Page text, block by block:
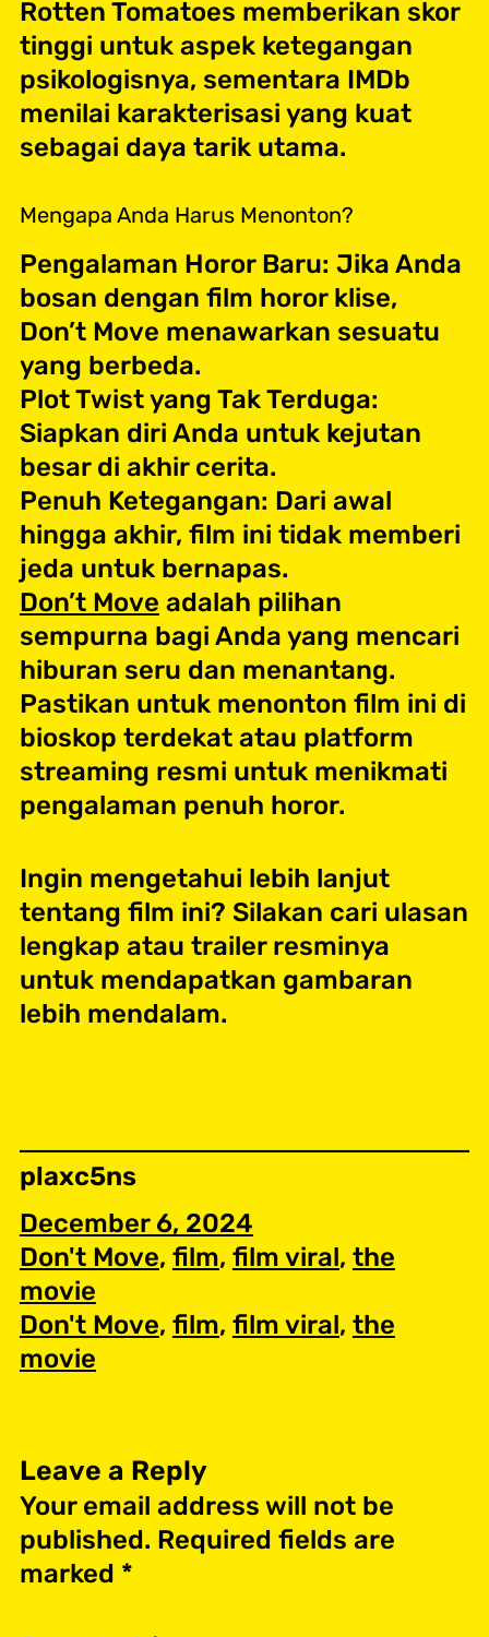
Rotten Tomatoes memberikan skor
tinggi untuk aspek ketegangan
psikologisnya, sementara IMDb
menilai karakterisasi yang kuat
sebagai daya tarik utama.
Mengapa Anda Harus Menonton?
Pengalaman Horor Baru: Jika Anda
bosan dengan film horor klise,
Don’t Move menawarkan sesuatu
yang berbeda.
Plot Twist yang Tak Terduga:
Siapkan diri Anda untuk kejutan
besar di akhir cerita.
Penuh Ketegangan: Dari awal
hingga akhir, film ini tidak memberi
jeda untuk bernapas.
Don’t Move adalah pilihan
sempurna bagi Anda yang mencari
hiburan seru dan menantang.
Pastikan untuk menonton film ini di
bioskop terdekat atau platform
streaming resmi untuk menikmati
pengalaman penuh horor.
Ingin mengetahui lebih lanjut
tentang film ini? Silakan cari ulasan
lengkap atau trailer resminya
untuk mendapatkan gambaran
lebih mendalam.
plaxc5ns
December 6, 2024
Don't Move, film, film viral, the
movie
Don't Move, film, film viral, the
movie
Leave a Reply
Your email address will not be
published. Required fields are
marked *